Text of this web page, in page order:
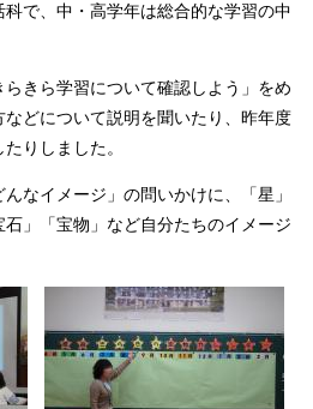
で、中・高学年は総合的な学習の中
きら学習について確認しよう」をめ
どについて説明を聞いたり、昨年度
りしました。
なイメージ」の問いかけに、「星」
石」「宝物」など自分たちのイメージ